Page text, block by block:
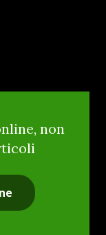
non